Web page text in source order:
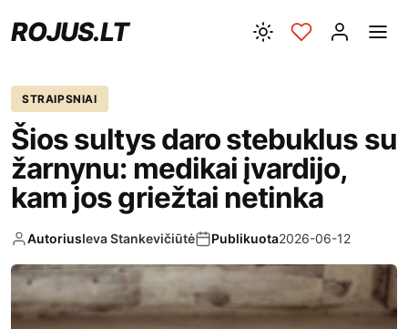
ROJUS.LT
STRAIPSNIAI
Šios sultys daro stebuklus su
žarnynu: medikai įvardijo,
kam jos griežtai netinka
AutoriusIeva Stankevičiūtė Publikuota2026-06-12